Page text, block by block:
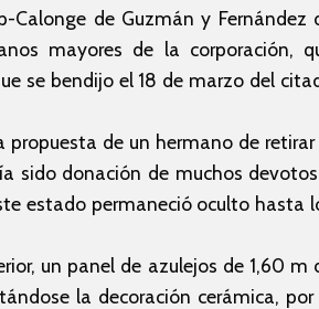
Calonge de Guzmán y Fernández
mayores de la corporación,
se bendijo el 18 de marzo del
propuesta de un hermano de retirar
sido donación de muchos
estado permaneció oculto hasta
un panel de azulejos de 1,60 m
la decoración cerámica, por